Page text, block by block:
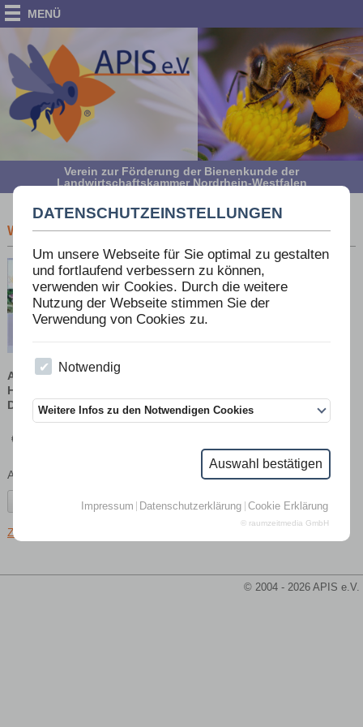
DATENSCHUTZEINSTELLUNGEN
Um unsere Webseite für Sie optimal zu gestalten
und fortlaufend verbessern zu können,
verwenden wir Cookies. Durch die weitere
Nutzung der Webseite stimmen Sie der
Verwendung von Cookies zu.
Notwendig
Weitere Infos zu den Notwendigen Cookies
Auswahl bestätigen
Impressum Datenschutzerklärung Cookie Erklärung
© raumzeitmedia GmbH
MENÜ
Verein zur Förderung der Bienenkunde der
Landwirtschaftskammer Nordrhein-Westfalen
WILDBIENEN: BIOLOGIE - BEDROHUNG - SCHUTZ
Autor:Dr. Werner Mühlen
Herausgeber:
Druck:7. völlig überarbeitete Auflage, Buschmann Münster 2012
€
Anzahl:
Zurück
© 2004 - 2026 APIS e.V.